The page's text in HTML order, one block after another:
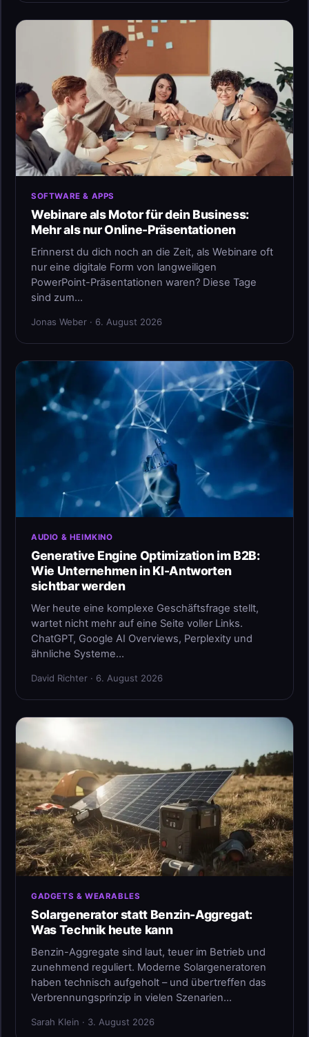
SOFTWARE & APPS
Webinare als Motor für dein Business:
Mehr als nur Online-Präsentationen
Erinnerst du dich noch an die Zeit, als Webinare oft
nur eine digitale Form von langweiligen
PowerPoint-Präsentationen waren? Diese Tage
sind zum…
Jonas Weber · 6. August 2026
AUDIO & HEIMKINO
Generative Engine Optimization im B2B:
Wie Unternehmen in KI-Antworten
sichtbar werden
Wer heute eine komplexe Geschäftsfrage stellt,
wartet nicht mehr auf eine Seite voller Links.
ChatGPT, Google AI Overviews, Perplexity und
ähnliche Systeme…
David Richter · 6. August 2026
GADGETS & WEARABLES
Solargenerator statt Benzin-Aggregat:
Was Technik heute kann
Benzin-Aggregate sind laut, teuer im Betrieb und
zunehmend reguliert. Moderne Solargeneratoren
haben technisch aufgeholt – und übertreffen das
Verbrennungsprinzip in vielen Szenarien…
Sarah Klein · 3. August 2026